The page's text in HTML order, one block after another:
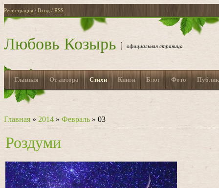
Регистрация / Вход / RSS
Любовь Козырь официальная страница
Главная От автора Стихи Книги Блог Фото
Главная » 2014 » Февраль » 03
Роздуми